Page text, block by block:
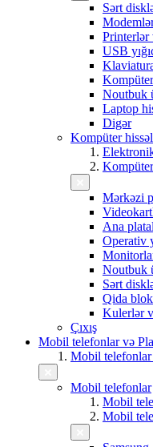
Sərt
Printerlər
USB
Noutbuk
Laptop
Digər
Kompüter
Mərkəzi
Ana
Operativ
Noutbuk
Sərt
Qida
Kulerlər
Çıxış
Mobil telefonlar və
Mobil telefonlar
Mobil telefonlar
Mobil
Mobil